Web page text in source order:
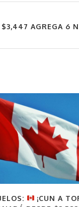
AGREGA 6
¡CUN A